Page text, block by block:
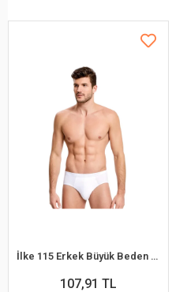
İlke 115 Erkek Büyük Beden Kom Slip Külot 2XL
107,91 TL